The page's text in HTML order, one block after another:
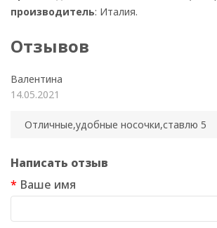
производитель: Италия.
Отзывов
Валентина
14.05.2021
Отличные,удобные носочки,ставлю 5
Написать отзыв
Ваше имя